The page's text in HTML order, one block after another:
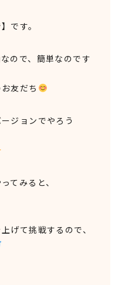
です。
ので、簡単なのです
友だち
ジョンでやろう
てみると、
げて挑戦するので、